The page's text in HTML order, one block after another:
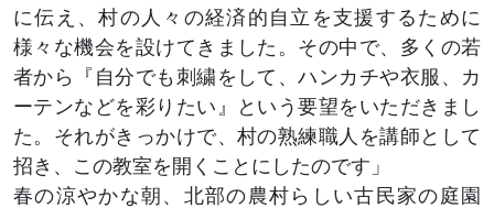
に伝え、村の人々の経済的自立を支援するために
様々な機会を設けてきました。その中で、多くの若
者から『自分でも刺繍をして、ハンカチや衣服、カ
ーテンなどを彩りたい』という要望をいただきまし
た。それがきっかけで、村の熟練職人を講師として
招き、この教室を開くことにしたのです」
春の涼やかな朝、北部の農村らしい古民家の庭園